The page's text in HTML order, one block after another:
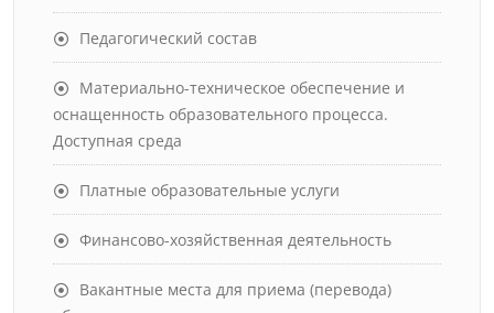
Педагогический состав
Материально-техническое обеспечение и
оснащенность образовательного процесса.
Доступная среда
Платные образовательные услуги
Финансово-хозяйственная деятельность
Вакантные места для приема (перевода)